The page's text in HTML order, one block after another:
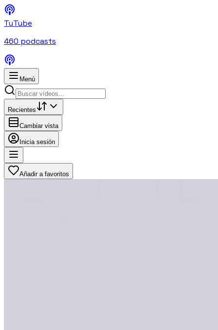
TuTube
460 podcasts
Menú
Recientes
Cambiar vista
Inicia sesión
Añadir a favoritos